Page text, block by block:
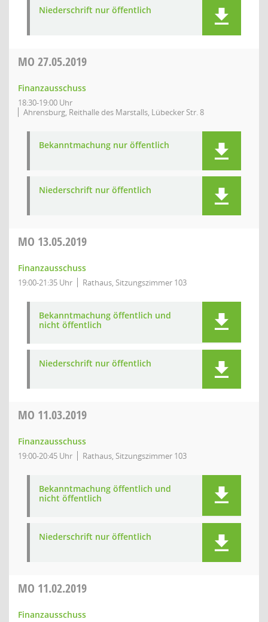
Niederschrift nur öffentlich
MO 27.05.2019
Finanzausschuss
18:30-19:00 Uhr
Ahrensburg, Reithalle des Marstalls, Lübecker Str. 8
Bekanntmachung nur öffentlich
Niederschrift nur öffentlich
MO 13.05.2019
Finanzausschuss
19:00-21:35 Uhr Rathaus, Sitzungszimmer 103
Bekanntmachung öffentlich und
nicht öffentlich
Niederschrift nur öffentlich
MO 11.03.2019
Finanzausschuss
19:00-20:45 Uhr Rathaus, Sitzungszimmer 103
Bekanntmachung öffentlich und
nicht öffentlich
Niederschrift nur öffentlich
MO 11.02.2019
Finanzausschuss